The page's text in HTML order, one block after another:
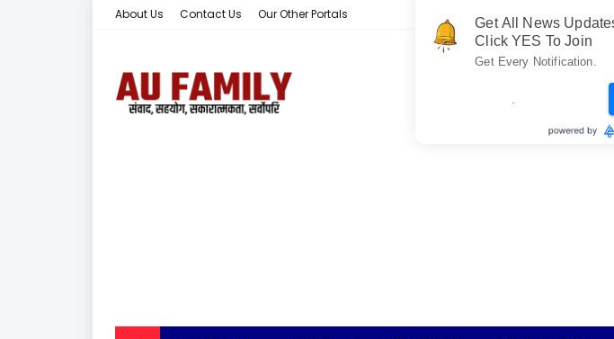
About Us Contact Us Our Other Portals
Get All News
Click YES To Join
Get Every Notification.